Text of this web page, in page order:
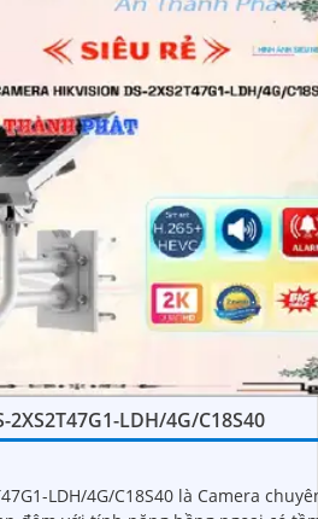
2XS2T47G1-LDH/4G/C18S40
LDH/4G/C18S40 là Camera